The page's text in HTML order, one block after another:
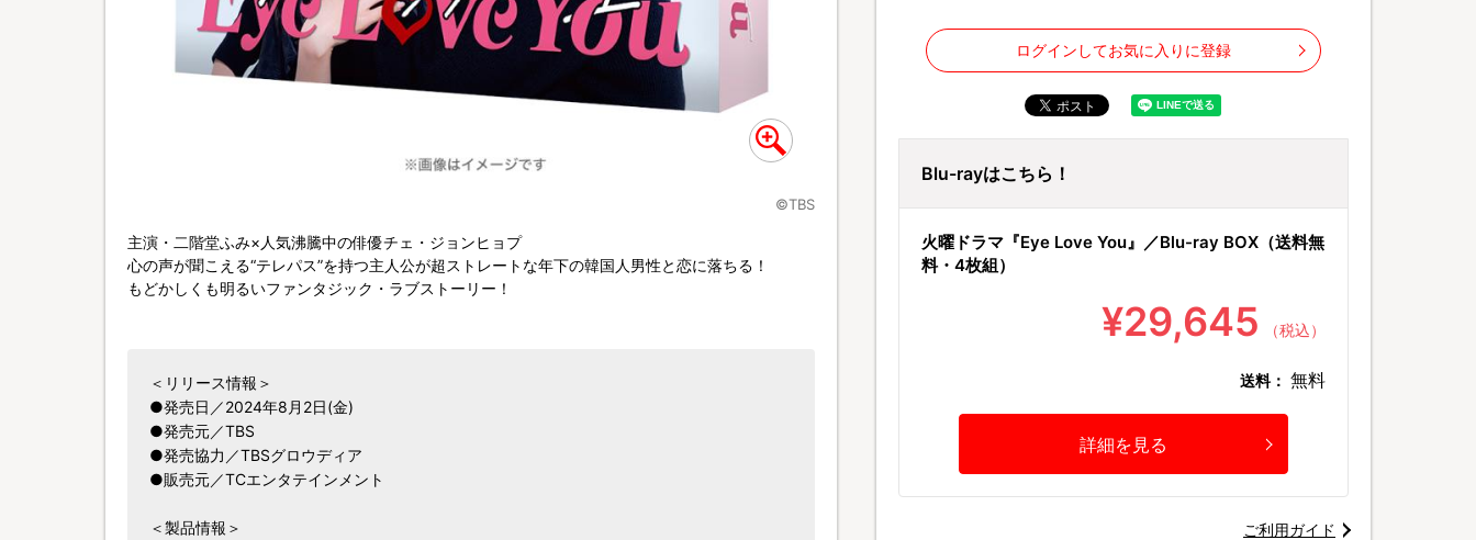
©TBS
主演・二階堂ふみ×人気沸騰中の俳優チェ・ジョンヒョプ
心の声が聞こえる“テレパス”を持つ主人公が超ストレートな年下の韓国人男性と恋に落ちる！
もどかしくも明るいファンタジック・ラブストーリー！
＜リリース情報＞
●発売日／2024年8月2日(金)
●発売元／TBS
●発売協力／TBSグロウディア
●販売元／TCエンタテインメント
＜製品情報＞
ログインしてお気に入りに登録
Blu-rayはこちら！
火曜ドラマ『Eye Love You』／Blu-ray BOX（送料無
料・4枚組）
¥29,645 （税込）
送料： 無料
詳細を見る
ご利用ガイド